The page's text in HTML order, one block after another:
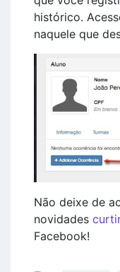
histórico.
naquele que
Não deixe de
novidades
Facebook!